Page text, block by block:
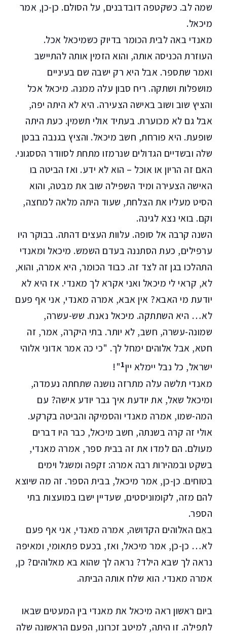
שמה לב. כשקטפה דובדבנים, על הסולם. כן-כן, אמר
מיכאל.
מאנדי באה לבית הכומר בדיוק כשמיכאל אכל.
העוזרת הכניסה אותה, והוא הזמין אותה להתיישב
ואמר שתספר. אבל היא רק ישבה שם בעיניים
מושפלות ושתקה. ריח סבון עלה ממנה. מיכאל אכל
והציץ שוב ושוב באישה הצעירה. היא לא היתה יפה,
אבל גם לא מכוערת. בעתיד אולי תשמין. כעת היתה
שופעת. היא פורחת, חשב מיכאל. והציץ בגנבה בבטן
שלה ובשדיים הגדולים שנרמזו מתחת לסוודר הססגוני.
האם זה הריון או אוכל – הוא לא ידע. ואז הביטה בו
האישה הצעירה ומיד השפילה שוב את מבטה, והוא
הסיט מעליו את הצלחת, שעוד היתה מלאה למחצה,
וקם. בואי נצא לגינה.
השנה קרבה אל סופה. עלוות העצים דהתה. בבוקר היו
ערפילים, כעת הסתננה בעדם השמש. מיכאל ומאנדי
התהלכו בגן זה לצד זה. כבוד הכומר, היא אמרה, והוא,
לא, קראי לי מיכאל ואני אקרא לך מאנדי. אז היא לא
יודעת מי האבא? אין אבא, אמרה מאנדי, אני אף פעם
לא… היא השתתקה. מיכאל נאנח. שש-עשרה,
שמונה-עשרה, חשב, לא יותר. בתי היקרה, אמר, זה
חטא, אבל אלוהים ימחל לך. "כי כה אמר אדוני אלוהי
ישראל, כל נבל יימלא יין1
"!
מאנדי תלשה עלה מתרזה נושנה שתחתה נעמדה,
ומיכאל שאל, את יודעת איך גבר יודע אישה? עם
המה-שמו, אמרה מאנדי והסמיקה והביטה בקרקע.
אולי זה קרה בשנתה, חשב מיכאל, כבר היו דברים
מעולם. הם למדו את זה בבית ספר, אמרה מאנדי,
בשקט ובמהירות רבה אמרה: זקפה ומשגל וימים
בטוחים. כן-כן, אמר מיכאל, בבית הספר. זה מה שיוצא
להם מזה, לקומוניסטים, שעדיין ישבו במועצות בתי
הספר.
באֵם האלוהים הקדושה, אמרה מאנדי, אני אף פעם
לא… כן-כן, אמר מיכאל, ואז, בכעס פתאומי, ומאיפה
נראה לך שבא הילד? נראה לך שהוא בא מאלוהים? כן,
אמרה מאנדי. הוא שלח אותה הביתה.
ביום ראשון ראה מיכאל את מאנדי בין המעטים שבאו
לתפילה. זו היתה, למיטב זכרונו, הפעם הראשונה שלה